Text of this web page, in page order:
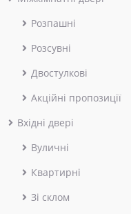
Розпашні
Розсувні
Двостулкові
Акційні пропозиції
Вхідні двері
Вуличні
Квартирні
Зі склом